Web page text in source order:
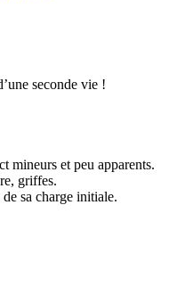
seconde vie !
mineurs et peu apparents.
griffes.
sa charge initiale.